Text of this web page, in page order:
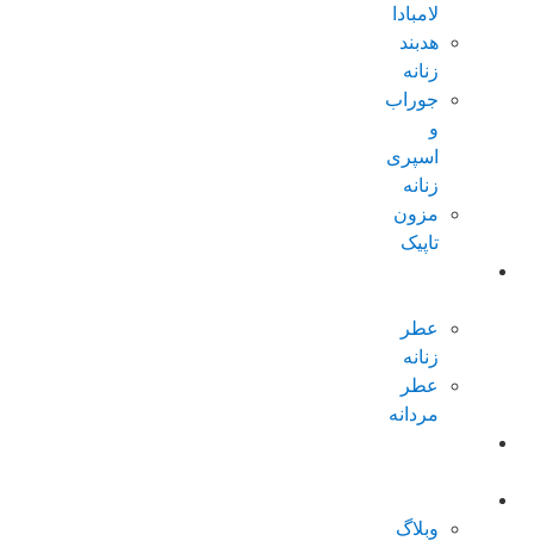
لامبادا
هدبند
زنانه
جوراب
و
اسپری
زنانه
مزون
تاپیک
عطر
زنانه
عطر
مردانه
وبلاگ